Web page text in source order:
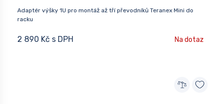
Adaptér výšky 1U pro montáž až tří převodníků Teranex Mini do
racku
2 890 Kč s DPH Na dotaz